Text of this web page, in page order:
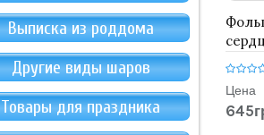
Выписка из роддома
Другие виды шаров
Товары для праздника
Цена